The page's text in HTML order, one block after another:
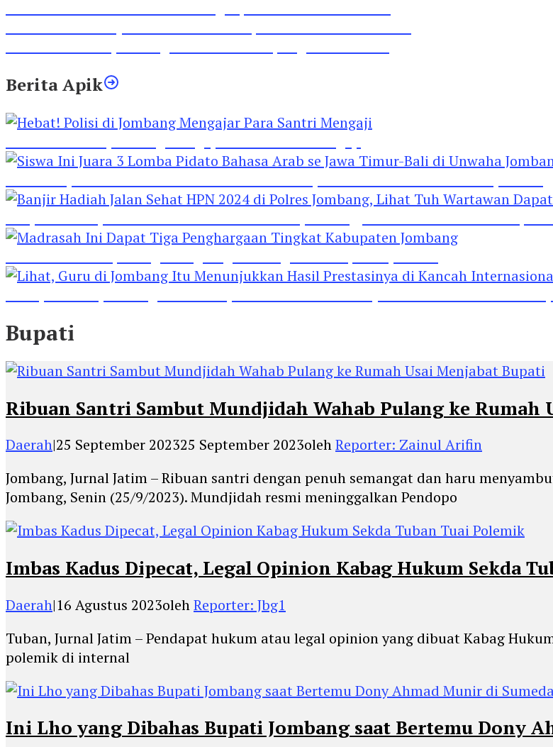
Berita Apik
Bupati
Ribuan Santri Sambut Mundjidah Wahab Pulang ke Rumah
Daerah|25 September 202325 September 2023olehReporter: Zainul Arifin
Jombang, Jurnal Jatim – Ribuan santri dengan penuh semangat dan haru
Jombang, Senin (25/9/2023). Mundjidah resmi meninggalkan Pendopo
Imbas Kadus Dipecat, Legal Opinion Kabag Hukum Sekda
Daerah|16 Agustus 2023olehReporter: Jbg1
Tuban, Jurnal Jatim – Pendapat hukum atau legal opinion yang dibuat Kabag
polemik di internal
Ini Lho yang Dibahas Bupati Jombang saat Bertemu Dony